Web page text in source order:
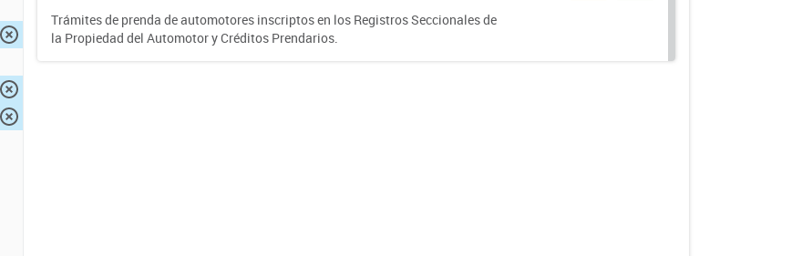
Trámites de prenda de automotores inscriptos en los Registros Seccionales de
la Propiedad del Automotor y Créditos Prendarios.